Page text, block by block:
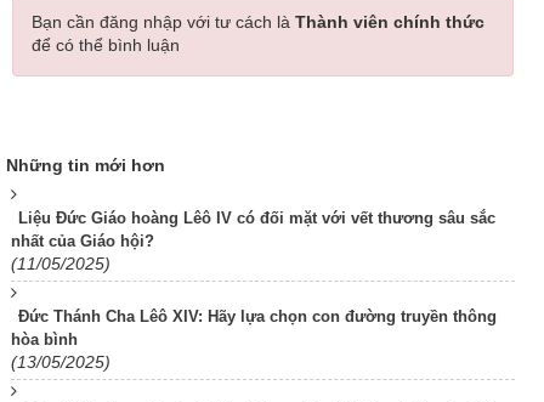
Bạn cần đăng nhập với tư cách là Thành viên chính thức
để có thể bình luận
Những tin mới hơn
Liệu Đức Giáo hoàng Lêô IV có đối mặt với vết thương sâu sắc
nhất của Giáo hội?
(11/05/2025)
Đức Thánh Cha Lêô XIV: Hãy lựa chọn con đường truyền thông
hòa bình
(13/05/2025)